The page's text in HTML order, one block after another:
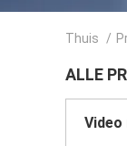
Thuis /
ALLE